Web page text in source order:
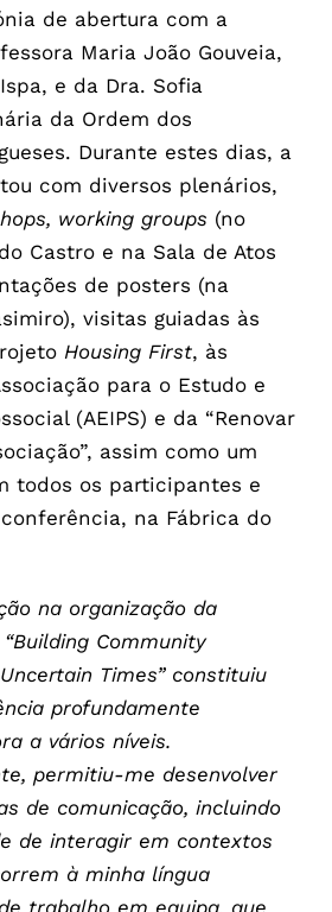
de abertura com a
Maria João Gouveia,
e da Dra. Sofia
da Ordem dos
Durante estes dias, a
com diversos plenários,
working groups (no
Castro e na Sala de Atos
de posters (na
visitas guiadas às
Housing First, às
para o Estudo e
(AEIPS) e da “Renovar
assim como um
todos os participantes e
na Fábrica do
na organização da
Community
Times” constituiu
profundamente
a vários níveis.
permitiu-me desenvolver
de comunicação, incluindo
de interagir em contextos
à minha língua